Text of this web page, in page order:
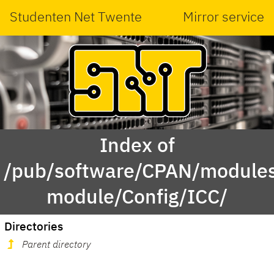
Studenten Net Twente Mirror service
Index of
/pub/software/CPAN/
module/Config/ICC/
Directories
Parent directory